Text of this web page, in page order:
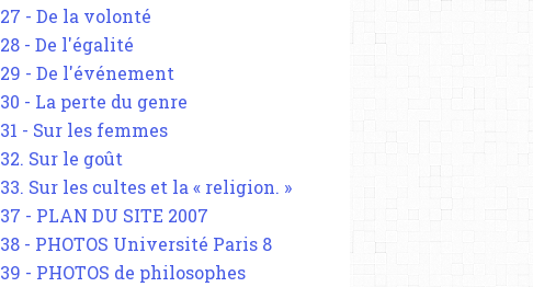
27 - De la volonté
28 - De l'égalité
29 - De l'événement
30 - La perte du genre
31 - Sur les femmes
32. Sur le goût
33. Sur les cultes et la « religion. »
37 - PLAN DU SITE 2007
38 - PHOTOS Université Paris 8
39 - PHOTOS de philosophes